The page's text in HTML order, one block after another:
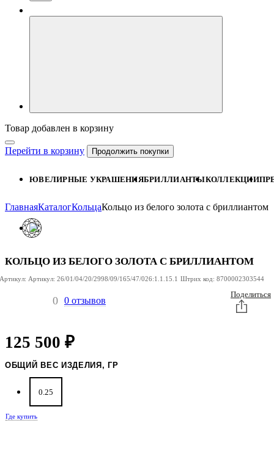
Товар добавлен в корзину
Перейти в корзину Продолжить покупки
ЮВЕЛИРНЫЕ УКРАШЕНИЯБРИЛЛИАНТЫКОЛЛЕКЦИИ
ГлавнаяКаталогКольцаКольцо из белого золота с бриллиантом
КОЛЬЦО ИЗ БЕЛОГО ЗОЛОТА С БРИЛЛИАНТОМ
Артикул: Артикул: 26/01/04/20/2998/09/165/47/026:1.1.15.1 Штрих код: 8700002303544
0 0 отзывов
Поделиться
125 500 ₽
ОБЩИЙ ВЕС ИЗДЕЛИЯ, ГР
0.25
Где купить